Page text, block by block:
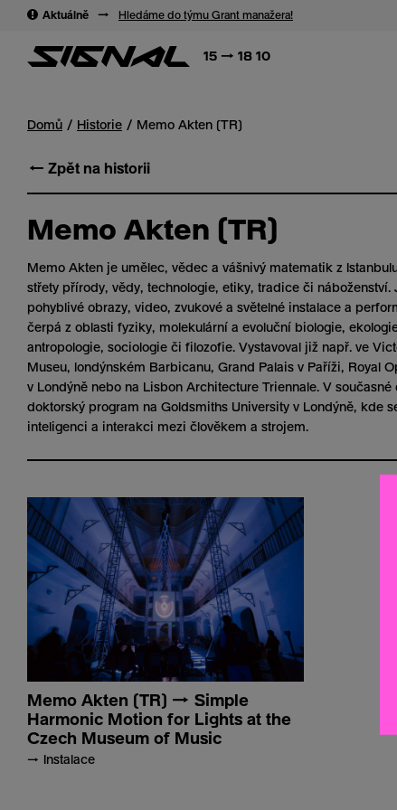
Aktuálně → Hledáme do týmu Grant manažera!
15 → 18 10
Domů Historie Memo Akten (TR)
← Zpět na historii
Memo Akten (TR)
Memo Akten je umělec, vědec a vášnivý matematik z
střety přírody, vědy, technologie, etiky, tradice či náboženství.
pohyblivé obrazy, video, zvukové a světelné instalace a
čerpá z oblasti fyziky, molekulární a evoluční biologie,
antropologie, sociologie či filozofie. Vystavoval již např. ve
Museu, londýnském Barbicanu, Grand Palais v Paříži, Royal
v Londýně nebo na Lisbon Architecture Triennale. V
doktorský program na Goldsmiths University v Londýně, kde
inteligenci a interakci mezi člověkem a strojem.
Memo Akten (TR) → Simple
Harmonic Motion for Lights at the
Czech Museum of Music
→ Instalace